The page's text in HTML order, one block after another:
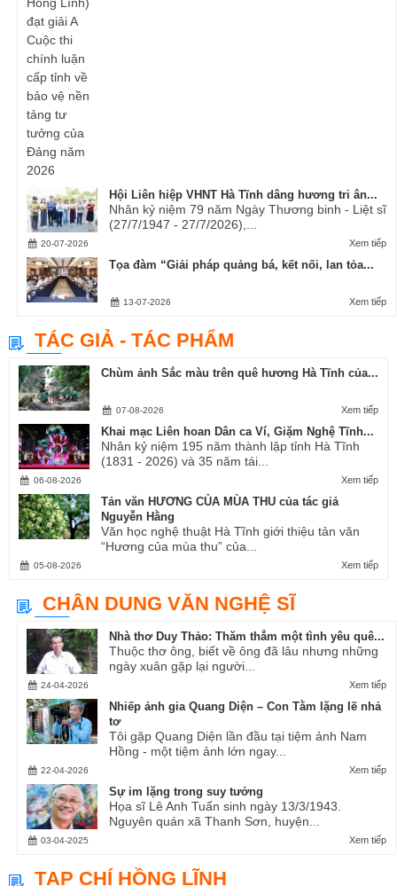
Hội Liên hiệp VHNT Hà Tĩnh dâng hương tri ân...
Nhân kỷ niệm 79 năm Ngày Thương binh - Liệt sĩ
(27/7/1947 - 27/7/2026),...
Xem tiếp
20-07-2026
Tọa đàm “Giải pháp quảng bá, kết nối, lan tỏa...
Xem tiếp
13-07-2026
TÁC GIẢ - TÁC PHẨM
Chùm ảnh Sắc màu trên quê hương Hà Tĩnh của...
Xem tiếp
07-08-2026
Khai mạc Liên hoan Dân ca Ví, Giặm Nghệ Tĩnh...
Nhân kỷ niệm 195 năm thành lập tỉnh Hà Tĩnh
(1831 - 2026) và 35 năm tái...
Xem tiếp
06-08-2026
Tản văn HƯƠNG CỦA MÙA THU của tác giả
Nguyễn Hằng
Văn học nghệ thuật Hà Tĩnh giới thiệu tản văn
“Hương của mùa thu” của...
Xem tiếp
05-08-2026
CHÂN DUNG VĂN NGHỆ SĨ
Nhà thơ Duy Thảo: Thăm thẳm một tình yêu quê...
Thuộc thơ ông, biết về ông đã lâu nhưng những
ngày xuân gặp lại người...
Xem tiếp
24-04-2026
Nhiếp ảnh gia Quang Diện – Con Tằm lặng lẽ nhả
tơ
Tôi gặp Quang Diện lần đầu tại tiệm ảnh Nam
Hồng - một tiệm ảnh lớn ngay...
Xem tiếp
22-04-2026
Sự im lặng trong suy tưởng
Họa sĩ Lê Anh Tuấn sinh ngày 13/3/1943.
Nguyên quán xã Thanh Sơn, huyện...
Xem tiếp
03-04-2025
TẠP CHÍ HỒNG LĨNH